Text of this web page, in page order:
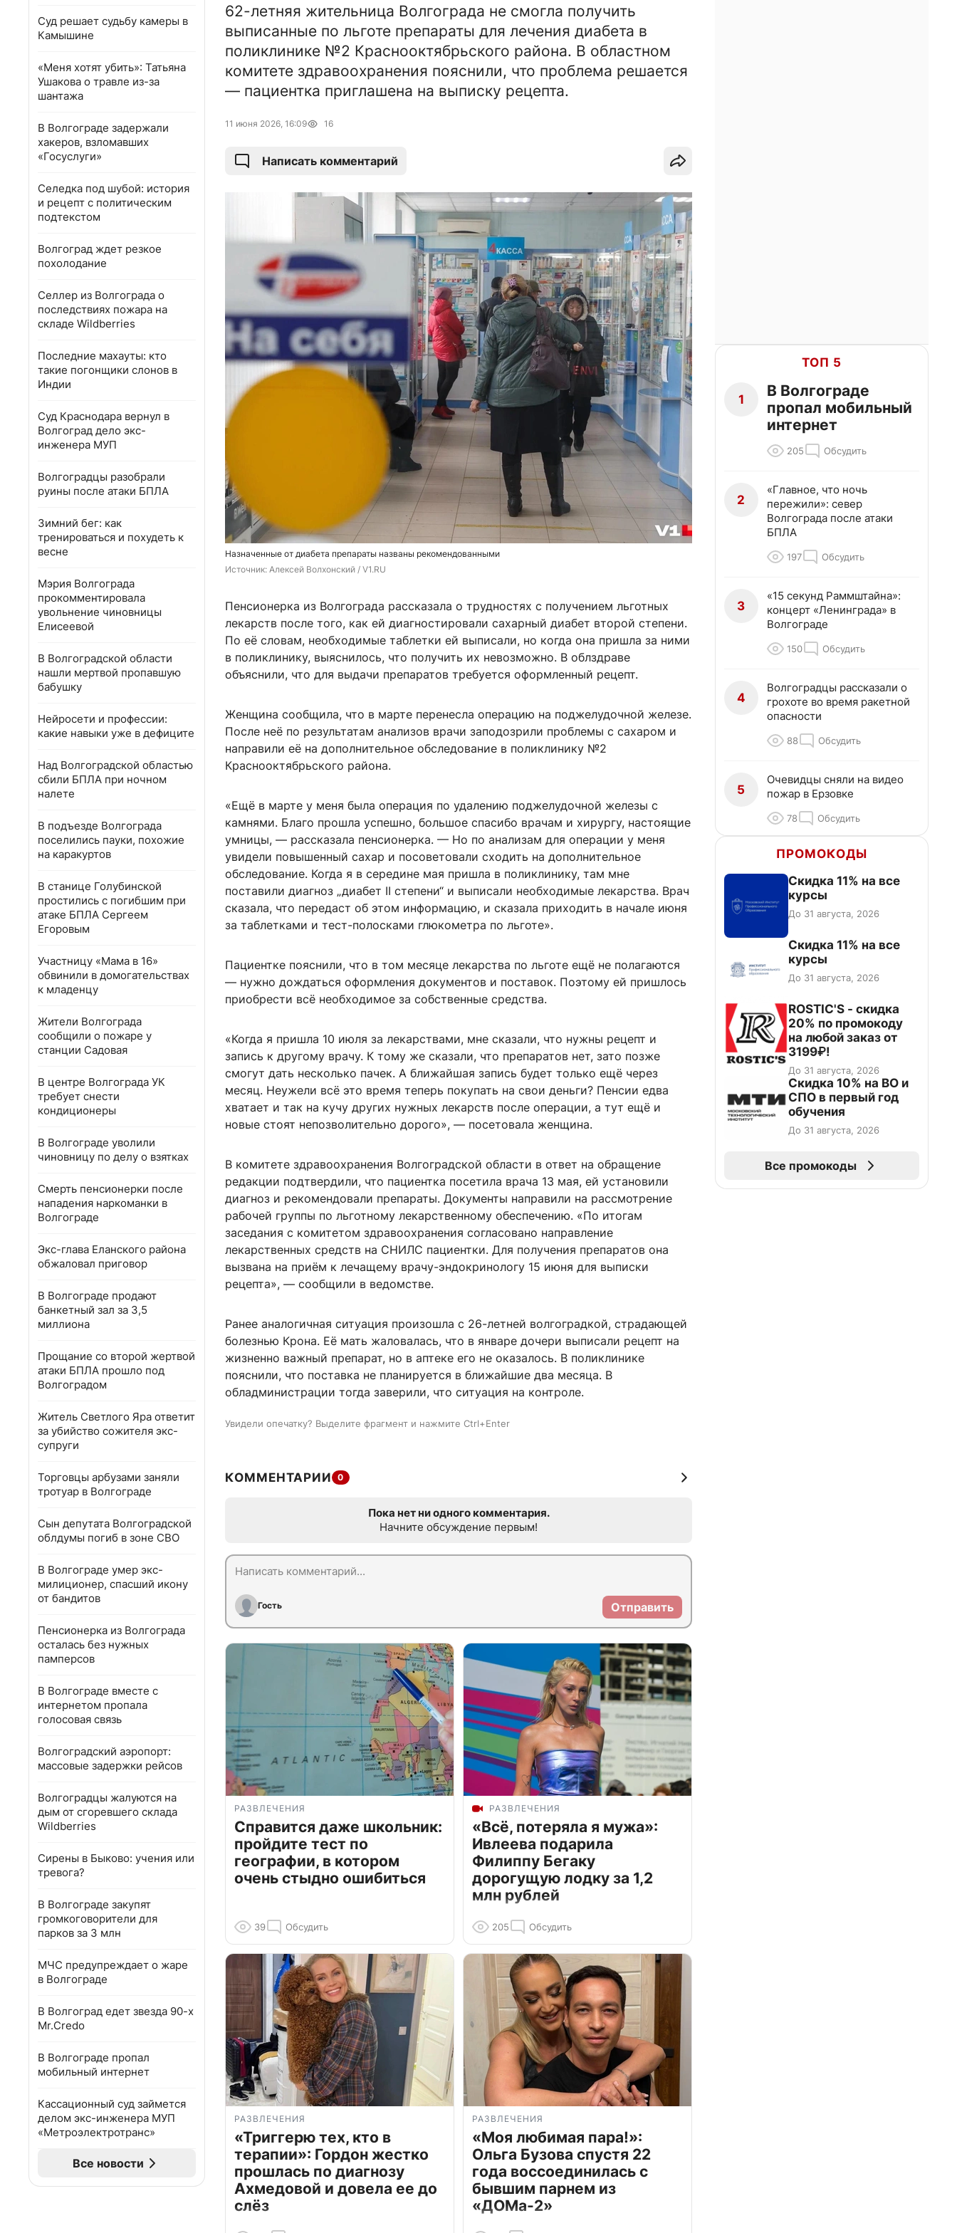
Суд решает судьбу камеры в
Камышине
«Меня хотят убить»: Татьяна
Ушакова о травле из-за
шантажа
В Волгограде задержали
хакеров, взломавших
«Госуслуги»
Селедка под шубой: история
и рецепт с политическим
подтекстом
Волгоград ждет резкое
похолодание
Селлер из Волгограда о
последствиях пожара на
складе Wildberries
Последние махауты: кто
такие погонщики слонов в
Индии
Суд Краснодара вернул в
Волгоград дело экс-
инженера МУП
Волгоградцы разобрали
руины после атаки БПЛА
Зимний бег: как
тренироваться и похудеть к
весне
Мэрия Волгограда
прокомментировала
увольнение чиновницы
Елисеевой
В Волгоградской области
нашли мертвой пропавшую
бабушку
Нейросети и профессии:
какие навыки уже в дефиците
Над Волгоградской областью
сбили БПЛА при ночном
налете
В подъезде Волгограда
поселились пауки, похожие
на каракуртов
В станице Голубинской
простились с погибшим при
атаке БПЛА Сергеем
Егоровым
Участницу «Мама в 16»
обвинили в домогательствах
к младенцу
Жители Волгограда
сообщили о пожаре у
станции Садовая
В центре Волгограда УК
требует снести
кондиционеры
В Волгограде уволили
чиновницу по делу о взятках
Смерть пенсионерки после
нападения наркоманки в
Волгограде
Экс-глава Еланского района
обжаловал приговор
В Волгограде продают
банкетный зал за 3,5
миллиона
Прощание со второй жертвой
атаки БПЛА прошло под
Волгоградом
Житель Светлого Яра ответит
за убийство сожителя экс-
супруги
Торговцы арбузами заняли
тротуар в Волгограде
Сын депутата Волгоградской
облдумы погиб в зоне СВО
В Волгограде умер экс-
милиционер, спасший икону
от бандитов
Пенсионерка из Волгограда
осталась без нужных
памперсов
В Волгограде вместе с
интернетом пропала
голосовая связь
Волгоградский аэропорт:
массовые задержки рейсов
Волгоградцы жалуются на
дым от сгоревшего склада
Wildberries
Сирены в Быково: учения или
тревога?
В Волгограде закупят
громкоговорители для
парков за 3 млн
МЧС предупреждает о жаре
в Волгограде
В Волгоград едет звезда 90-х
Mr.Credo
В Волгограде пропал
мобильный интернет
Кассационный суд займется
делом экс-инженера МУП
«Метроэлектротранс»
Все новости
62-летняя жительница Волгограда не смогла получить
выписанные по льготе препараты для лечения диабета в
поликлинике №2 Краснооктябрьского района. В областном
комитете здравоохранения пояснили, что проблема решается
— пациентка приглашена на выписку рецепта.
11 июня 2026, 16:09 16
Написать комментарий
Назначенные от диабета препараты названы рекомендованными
Источник: Алексей Волхонский / V1.RU
Пенсионерка из Волгограда рассказала о трудностях с получением льготных
лекарств после того, как ей диагностировали сахарный диабет второй степени.
По её словам, необходимые таблетки ей выписали, но когда она пришла за ними
в поликлинику, выяснилось, что получить их невозможно. В облздраве
объяснили, что для выдачи препаратов требуется оформленный рецепт.
Женщина сообщила, что в марте перенесла операцию на поджелудочной железе.
После неё по результатам анализов врачи заподозрили проблемы с сахаром и
направили её на дополнительное обследование в поликлинику №2
Краснооктябрьского района.
«Ещё в марте у меня была операция по удалению поджелудочной железы с
камнями. Благо прошла успешно, большое спасибо врачам и хирургу, настоящие
умницы, — рассказала пенсионерка. — Но по анализам для операции у меня
увидели повышенный сахар и посоветовали сходить на дополнительное
обследование. Когда я в середине мая пришла в поликлинику, там мне
поставили диагноз „диабет II степени“ и выписали необходимые лекарства. Врач
сказала, что передаст об этом информацию, и сказала приходить в начале июня
за таблетками и тест-полосками глюкометра по льготе».
Пациентке пояснили, что в том месяце лекарства по льготе ещё не полагаются
— нужно дождаться оформления документов и поставок. Поэтому ей пришлось
приобрести всё необходимое за собственные средства.
«Когда я пришла 10 июля за лекарствами, мне сказали, что нужны рецепт и
запись к другому врачу. К тому же сказали, что препаратов нет, зато позже
смогут дать несколько пачек. А ближайшая запись будет только ещё через
месяц. Неужели всё это время теперь покупать на свои деньги? Пенсии едва
хватает и так на кучу других нужных лекарств после операции, а тут ещё и
новые стоят непозволительно дорого», — посетовала женщина.
В комитете здравоохранения Волгоградской области в ответ на обращение
редакции подтвердили, что пациентка посетила врача 13 мая, ей установили
диагноз и рекомендовали препараты. Документы направили на рассмотрение
рабочей группы по льготному лекарственному обеспечению. «По итогам
заседания с комитетом здравоохранения согласовано направление
лекарственных средств на СНИЛС пациентки. Для получения препаратов она
вызвана на приём к лечащему врачу-эндокринологу 15 июня для выписки
рецепта», — сообщили в ведомстве.
Ранее аналогичная ситуация произошла с 26-летней волгоградкой, страдающей
болезнью Крона. Её мать жаловалась, что в январе дочери выписали рецепт на
жизненно важный препарат, но в аптеке его не оказалось. В поликлинике
пояснили, что поставка не планируется в ближайшие два месяца. В
обладминистрации тогда заверили, что ситуация на контроле.
Увидели опечатку? Выделите фрагмент и нажмите Ctrl+Enter
КОММЕНТАРИИ 0
Пока нет ни одного комментария.
Начните обсуждение первым!
Гость Отправить
РАЗВЛЕЧЕНИЯ
Справится даже школьник:
пройдите тест по
географии, в котором
очень стыдно ошибиться
39 Обсудить
РАЗВЛЕЧЕНИЯ
«Всё, потеряла я мужа»:
Ивлеева подарила
Филиппу Бегаку
дорогущую лодку за 1,2
млн рублей
205 Обсудить
РАЗВЛЕЧЕНИЯ
«Триггерю тех, кто в
терапии»: Гордон жестко
прошлась по диагнозу
Ахмедовой и довела ее до
слёз
РАЗВЛЕЧЕНИЯ
«Моя любимая пара!»:
Ольга Бузова спустя 22
года воссоединилась с
бывшим парнем из
«ДОМа-2»
ТОП 5
1
В Волгограде
пропал мобильный
интернет
205 Обсудить
2
«Главное, что ночь
пережили»: север
Волгограда после атаки
БПЛА
197 Обсудить
3
«15 секунд Раммштайна»:
концерт «Ленинграда» в
Волгограде
150 Обсудить
4
Волгоградцы рассказали о
грохоте во время ракетной
опасности
88 Обсудить
5
Очевидцы сняли на видео
пожар в Ерзовке
78 Обсудить
ПРОМОКОДЫ
Скидка 11% на все
курсы
До 31 августа, 2026
Скидка 11% на все
курсы
До 31 августа, 2026
ROSTIC'S - скидка
20% по промокоду
на любой заказ от
3199₽!
До 31 августа, 2026
Скидка 10% на ВО и
СПО в первый год
обучения
До 31 августа, 2026
Все промокоды